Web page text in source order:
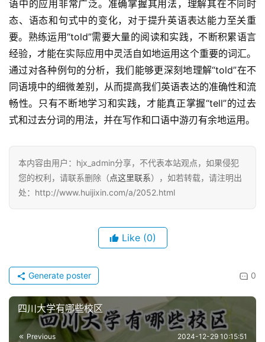
语中的应用非常广泛。准确掌握其用法，理解其在不同时
态、语态和句式中的变化，对于提升英语表达能力至关重
要。熟练运用“told”需要大量的阅读和实践，不断积累语言
经验，才能在实际应用中灵活自如地运用这个重要的词汇。
通过对各种例句的分析，我们能够更深刻地理解“told”在不
同语境中的细微差别，从而提高我们英语表达的准确性和流
畅性。只有不断地学习和实践，才能真正掌握“tell”的过去
式和过去分词的用法，并在写作和口语中游刃有余地运用。
本内容由用户：hjx_admin分享，不代表本站观点，如果侵犯
您的权利，请联系删除（点这里联系），如若转载，请注明出
处：http://www.huijixin.com/a/2052.html
Like (0)
0
Generate poster
四川大学有哪些校区
Previous 2024-12-29 10:15:51